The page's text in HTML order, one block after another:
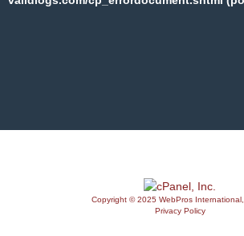
Copyright © 2025 WebPros International,
Privacy Policy